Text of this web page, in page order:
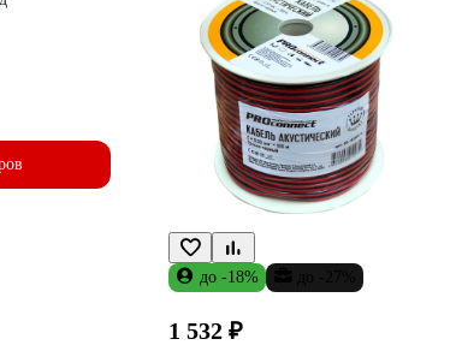
до -18%
1 532 ₽